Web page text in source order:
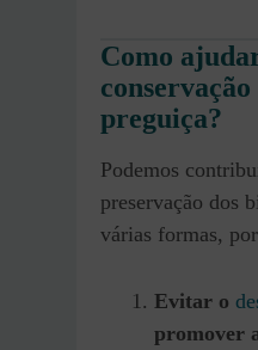
Como
preguiça?
Podemos
preservação dos
várias formas,
Evitar o
promover